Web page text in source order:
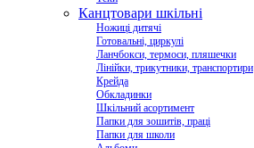
Канцтовари шкільні
Ножиці дитячі
Готовальні, циркулі
Ланчбокси, термоси, пляшечки
Лінійки, трикутники, транспортири
Крейда
Обкладинки
Шкільний асортимент
Папки для зошитів, праці
Папки для школи